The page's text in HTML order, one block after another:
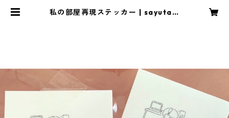
私の部屋再現ステッカー | sayuta o